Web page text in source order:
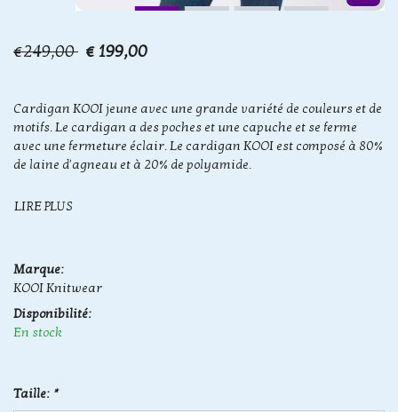
€249,00 € 199,00
Cardigan KOOI jeune avec une grande variété de couleurs et de
motifs. Le cardigan a des poches et une capuche et se ferme
avec une fermeture éclair. Le cardigan KOOI est composé à 80%
de laine d'agneau et à 20% de polyamide.
LIRE PLUS
Marque:
KOOI Knitwear
Disponibilité:
En stock
Taille: *